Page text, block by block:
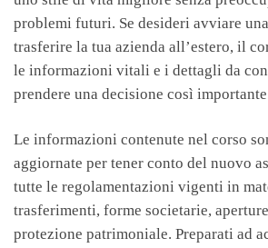
problemi futuri. Se desideri avviare
trasferire la tua azienda all’estero, il
le informazioni vitali e i dettagli da
prendere una decisione così
Le informazioni contenute nel corso
aggiornate per tener conto del nuovo
tutte le regolamentazioni vigenti in
trasferimenti, forme societarie,
protezione patrimoniale. Preparati ad